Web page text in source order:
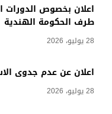
اعلان بخصوص الدورات
طرف الحكومة الهندية
28 يوليو، 2026
اعلان عن عدم جدوى
28 يوليو، 2026